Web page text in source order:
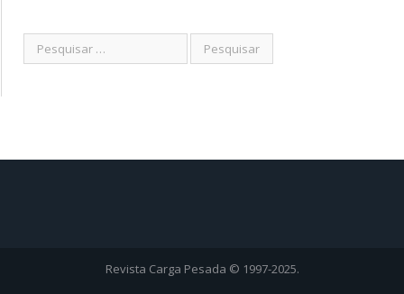
Revista Carga Pesada © 1997-2025.